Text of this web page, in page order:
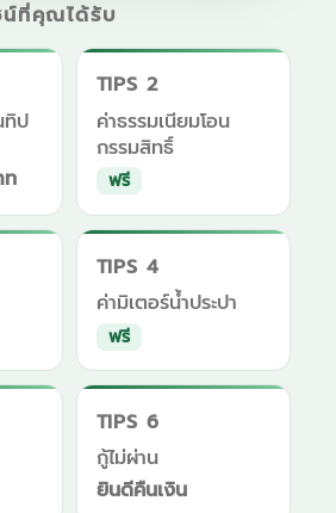
น์ที่คุณได้รับ
ทิป
ท
TIPS 2
ค่าธรรมเนียมโอน
กรรมสิทธิ์
ฟรี
TIPS 4
ค่ามิเตอร์น้ำประปา
ฟรี
TIPS 6
กู้ไม่ผ่าน
ยินดีคืนเงิน